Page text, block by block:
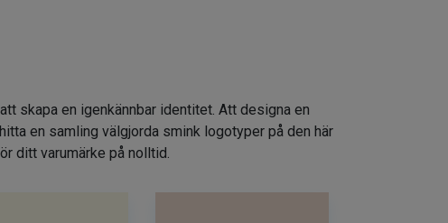
skapa en igenkännbar identitet. Att designa en
en samling välgjorda smink logotyper på den här
ditt varumärke på nolltid.